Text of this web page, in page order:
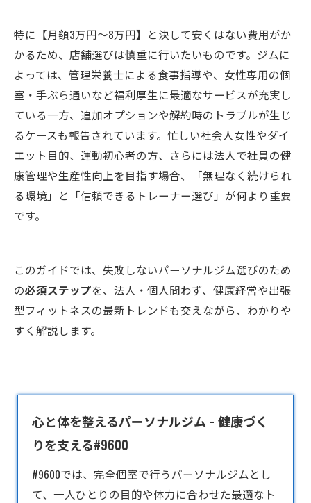
特に【月額3万円〜8万円】と決して安くはない費用がか
かるため、店舗選びは慎重に行いたいものです。ジムに
よっては、管理栄養士による食事指導や、女性専用の個
室・手ぶら通いなど福利厚生に最適なサービスが充実し
ている一方、追加オプションや解約時のトラブルが生じ
るケースも報告されています。忙しい社会人女性やダイ
エット目的、運動初心者の方、さらには法人で社員の健
康管理や生産性向上を目指す場合、「無理なく続けられ
る環境」と「信頼できるトレーナー選び」が何より重要
です。
このガイドでは、失敗しないパーソナルジム選びのため
の必須ステップを、法人・個人問わず、健康経営や出張
型フィットネスの最新トレンドも交えながら、わかりや
すく解説します。
心と体を整えるパーソナルジム - 健康づく
りを支える#9600
#9600では、完全個室で行うパーソナルジム とし
て、一人ひとりの目的や体力に合わせた最適なト